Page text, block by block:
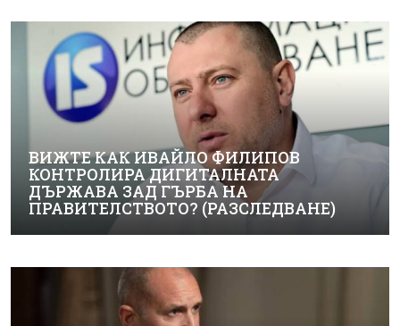
ВИЖТЕ КАК ИВАЙЛО ФИЛИПОВ
КОНТРОЛИРА ДИГИТАЛНАТА
ДЪРЖАВА ЗАД ГЪРБА НА
ПРАВИТЕЛСТВОТО? (РАЗСЛЕДВАНЕ)